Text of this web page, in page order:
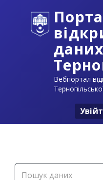
даних
Вебпортал